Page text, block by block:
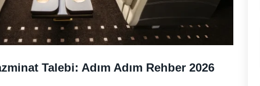
Talebi: Adım Adım Rehber 2026